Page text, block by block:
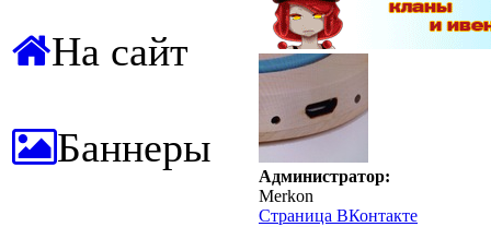
На сайт
Баннеры
Администратор:
Merkon
Страница ВКонтакте